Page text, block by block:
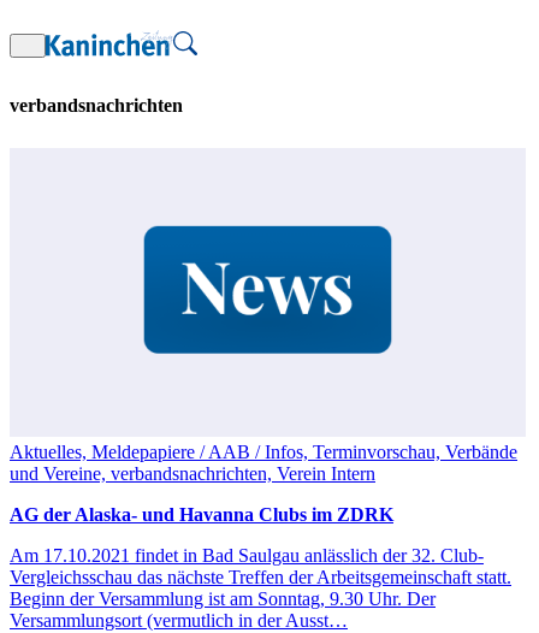
Inhalt
springen
verbandsnachrichten
Aktuelles, Meldepapiere / AAB / Infos, Terminvorschau, Verbände
und Vereine, verbandsnachrichten, Verein Intern
AG der Alaska- und Havanna Clubs im ZDRK
Am 17.10.2021 findet in Bad Saulgau anlässlich der 32. Club-
Vergleichsschau das nächste Treffen der Arbeitsgemeinschaft statt.
Beginn der Versammlung ist am Sonntag, 9.30 Uhr. Der
Versammlungsort (vermutlich in der Ausst…